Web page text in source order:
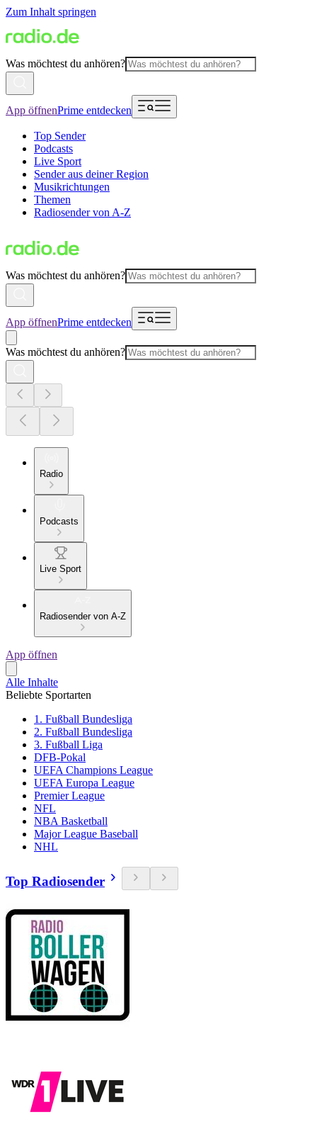
Zum Inhalt springen
Was möchtest du anhören?
App öffnenPrime entdecken
Top Sender
Podcasts
Live Sport
Sender aus deiner Region
Musikrichtungen
Themen
Radiosender von A-Z
Was möchtest du anhören?
App öffnenPrime entdecken
Was möchtest du anhören?
Radio
Podcasts
Live Sport
Radiosender von A-Z
App öffnen
Alle Inhalte
Beliebte Sportarten
1. Fußball Bundesliga
2. Fußball Bundesliga
3. Fußball Liga
DFB-Pokal
UEFA Champions League
UEFA Europa League
Premier League
NFL
NBA Basketball
Major League Baseball
NHL
Top Radiosender